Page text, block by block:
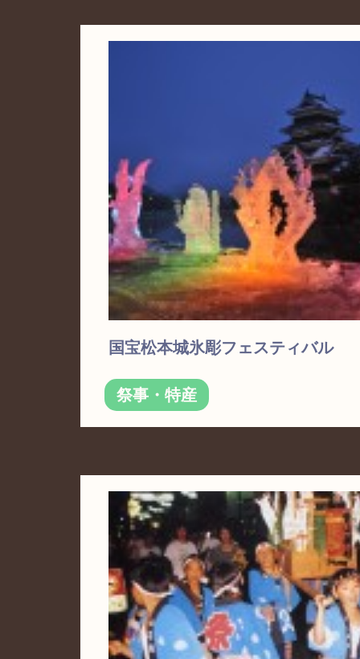
国宝松本城氷彫フェスティバル
祭事・特産